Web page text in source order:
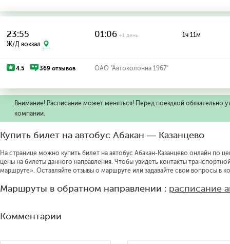
23:55
Ж/Д вокзал
01:06+1 день 1ч 11м
4.5 369 отзывов ОАО "Автоколонна 1967"
Внимание! Расписание может меняться! Перед поездкой обязательно
компании.
Купить билет на автобус Абакан — Казанцево
На странице можно купить билет на автобус Абакан-Казанцево онлайн по
цены на билеты данного направления. Чтобы увидеть контакты
маршруте». Оставляйте отзывы о маршруте или задавайте свои вопросы в
Маршруты в обратном направлении : расписание
Комментарии